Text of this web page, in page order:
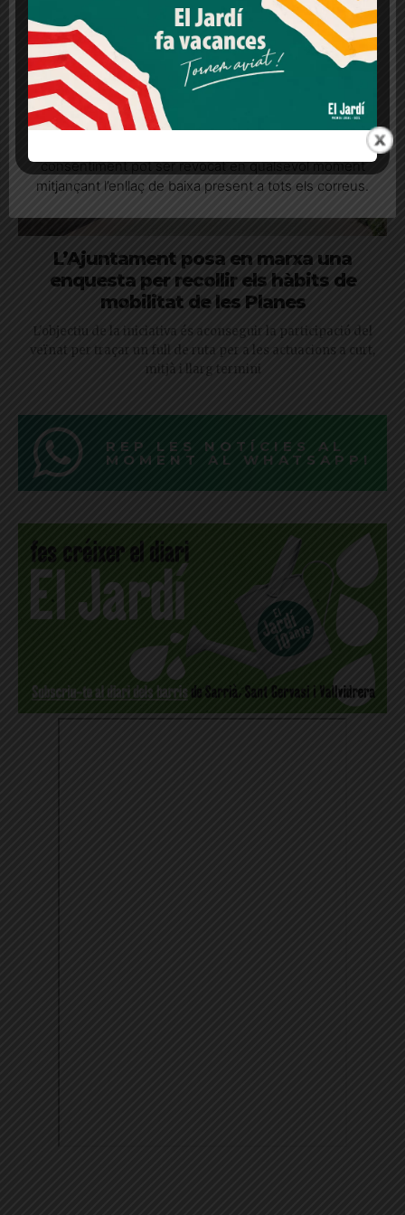
L’Ajuntament posa en marxa una
enquesta per recollir els hàbits de
mobilitat de les Planes
L'objectiu de la iniciativa és aconseguir la participació del
veïnat per traçar un full de ruta per a les actuacions a curt,
mitjà i llarg termini
REP LES NOTÍCIES AL
MOMENT AL WHATSAPP!
Més informació Acceptar Rebutjar tot
Quan l’usuari crea un compte al Diari el Jardí, dona el
seu consentiment explícit per rebre comunicacions
consentiment pot ser revocat en qualsevol moment
mitjançant l’enllaç de baixa present a tots els correus.